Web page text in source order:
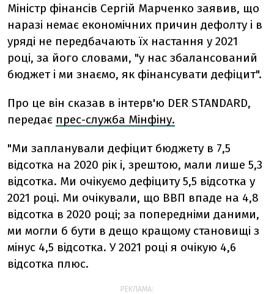
Міністр фінансів Сергій Марченко заявив, що
наразі немає економічних причин дефолту і в
уряді не передбачають їх настання у 2021
році, за його словами, "у нас збалансований
бюджет і ми знаємо, як фінансувати дефіцит".
Про це він сказав в інтерв'ю DER STANDARD,
передає прес-служба Мінфіну.
"Ми запланували дефіцит бюджету в 7,5
відсотка на 2020 рік і, зрештою, мали лише 5,3
відсотка. Ми очікуємо дефіциту 5,5 відсотка у
2021 році. Ми очікували, що ВВП впаде на 4,8
відсотка в 2020 році; за попередніми даними,
ми могли б бути в дещо кращому становищі з
мінус 4,5 відсотка. У 2021 році я очікую 4,6
відсотка плюс.
РЕКЛАМА: